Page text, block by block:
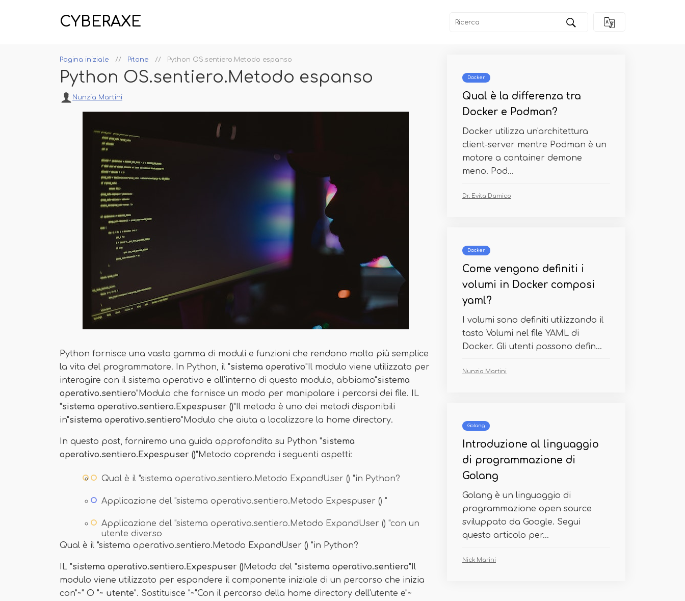
CYBERAXE
Pagina iniziale Pitone Python OS.sentiero.Metodo espanso
Python OS.sentiero.Metodo espanso
Nunzia Martini
Python fornisce una vasta gamma di moduli e funzioni che rendono molto più semplice
la vita del programmatore. In Python, il "sistema operativo"Il modulo viene utilizzato per
interagire con il sistema operativo e all'interno di questo modulo, abbiamo"sistema
operativo.sentiero"Modulo che fornisce un modo per manipolare i percorsi dei file. IL
"sistema operativo.sentiero.Expespuser ()"Il metodo è uno dei metodi disponibili
in"sistema operativo.sentiero"Modulo che aiuta a localizzare la home directory.
In questo post, forniremo una guida approfondita su Python "sistema
operativo.sentiero.Expespuser ()"Metodo coprendo i seguenti aspetti:
Qual è il "sistema operativo.sentiero.Metodo ExpandUser () "in Python?
Applicazione del "sistema operativo.sentiero.Metodo Expespuser () "
Applicazione del "sistema operativo.sentiero.Metodo ExpandUser () "con un
utente diverso
Qual è il "sistema operativo.sentiero.Metodo ExpandUser () "in Python?
IL "sistema operativo.sentiero.Expespuser ()Metodo del "sistema operativo.sentiero"Il
modulo viene utilizzato per espandere il componente iniziale di un percorso che inizia
con"~" O "~ utente". Sostituisce "~"Con il percorso della home directory dell'utente e"~
Docker
Qual è la differenza tra
Docker e Podman?
Docker utilizza un'architettura
client-server mentre Podman è un
motore a container demone
meno. Pod...
Dr. Evita Damico
Docker
Come vengono definiti i
volumi in Docker composi
yaml?
I volumi sono definiti utilizzando il
tasto Volumi nel file YAML di
Docker. Gli utenti possono defin...
Nunzia Martini
Golang
Introduzione al linguaggio
di programmazione di
Golang
Golang è un linguaggio di
programmazione open source
sviluppato da Google. Segui
questo articolo per...
Nick Marini